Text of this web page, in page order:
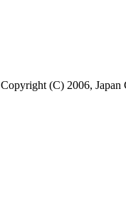
Copyright (C) 2006, Japan